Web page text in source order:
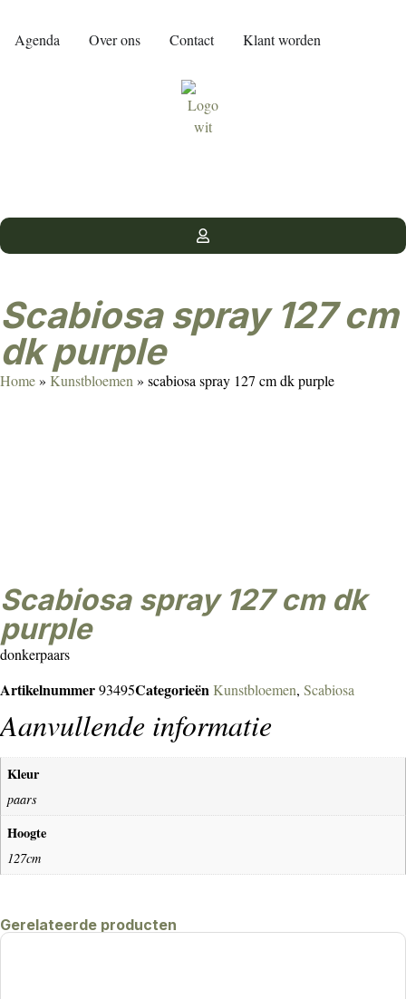
Agenda Over ons Contact Klant worden
scabiosa spray 127 cm
dk purple
Home» Kunstbloemen » scabiosa spray 127 cm dk purple
scabiosa spray 127 cm dk
purple
donkerpaars
Artikelnummer93495CategorieënKunstbloemen, Scabiosa
Aanvullende informatie
Kleur
paars
Hoogte
127cm
Gerelateerde producten